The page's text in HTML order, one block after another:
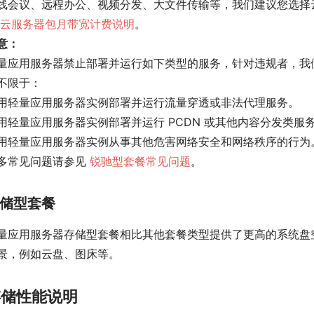
会议、远程办公、视频分发、大文件传输等，我们建议您选
云服务器包月带宽计费说明。
：
应用服务器禁止部署并运行如下类型的服务，针对违规者，
限于：
轻量应用服务器实例部署并运行流量穿透或非法代理服务。
轻量应用服务器实例部署并运行 PCDN 或其他内容分发类服
轻量应用服务器实例从事其他危害网络安全和网络秩序的行
常见问题请参见 锐驰型套餐常见问题。
型套餐
应用服务器存储型套餐相比其他套餐类型提供了更高的系统
，例如云盘、图床等。
性能说明